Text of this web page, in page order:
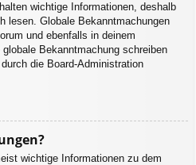
wichtige Informationen, deshalb
lesen. Globale Bekanntmachungen
und ebenfalls in deinem
Bekanntmachung schreiben
die Board-Administration
wichtige Informationen zu dem